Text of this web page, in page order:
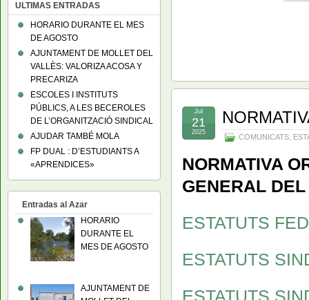
COMUNICATS
Jul
21
2025
NORMATIVA
GENERAL
ESTATUTS
ESTATUTS
ESTATUTS
ULTIMAS ENTRADAS
HORARIO DURANTE EL MES
DE AGOSTO
AJUNTAMENT DE MOLLET DEL
VALLÈS: VALORIZA ACOSA Y
PRECARIZA
ESCOLES I INSTITUTS
PÚBLICS, A LES BECEROLES
DE L’ORGANITZACIÓ SINDICAL
AJUDAR TAMBÉ MOLA
FP DUAL : D’ESTUDIANTS A
«APRENDICES»
Entradas al Azar
HORARIO
DURANTE EL
MES DE AGOSTO
AJUNTAMENT DE